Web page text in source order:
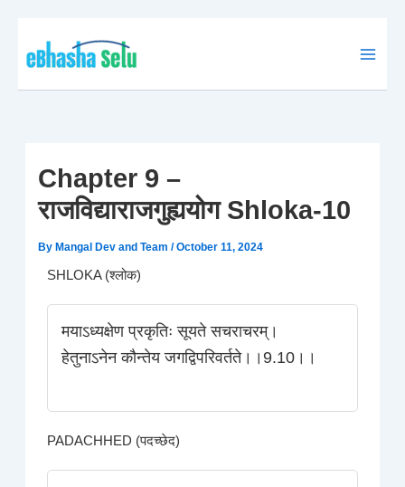
content
Chapter 9 –
राजविद्याराजगुह्ययोग Shloka-10
By Mangal Dev and Team/October 11, 2024
SHLOKA (श्लोक)
मयाऽध्यक्षेण प्रकृतिः सूयते सचराचरम्।
हेतुनाऽनेन कौन्तेय जगद्विपरिवर्तते।।9.10।।
PADACHHED (पदच्छेद)